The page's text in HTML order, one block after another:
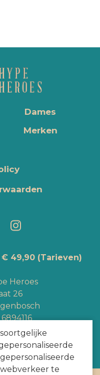
te
Dames
Merken
€ 49,90 (Tarieven)
Heroes
26